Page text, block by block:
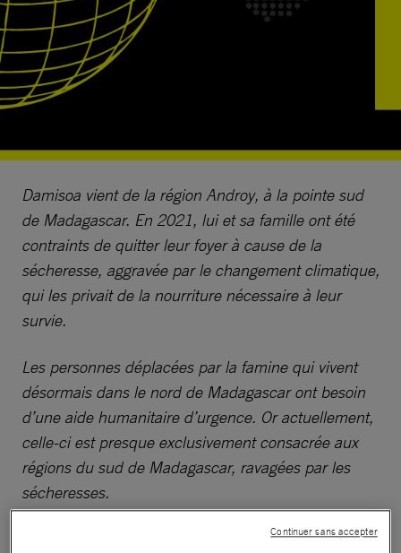
Damisoa vient de la région Androy, à la pointe sud
de Madagascar. En 2021, lui et sa famille ont été
contraints de quitter leur foyer à cause de la
sécheresse, aggravée par le changement climatique,
qui les privait de la nourriture nécessaire à leur
survie.
Les personnes déplacées par la famine qui vivent
désormais dans le nord de Madagascar ont besoin
d’une aide humanitaire d’urgence. Or actuellement,
celle-ci est presque exclusivement consacrée aux
régions du sud de Madagascar, ravagées par les
sécheresses.
Damisoa raconte son déplacement forcé et sa
Continuer sans accepter